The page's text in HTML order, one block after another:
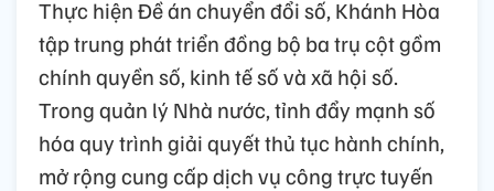
Thực hiện Đề án chuyển đổi số, Khánh Hòa
tập trung phát triển đồng bộ ba trụ cột gồm
chính quyền số, kinh tế số và xã hội số.
Trong quản lý Nhà nước, tỉnh đẩy mạnh số
hóa quy trình giải quyết thủ tục hành chính,
mở rộng cung cấp dịch vụ công trực tuyến